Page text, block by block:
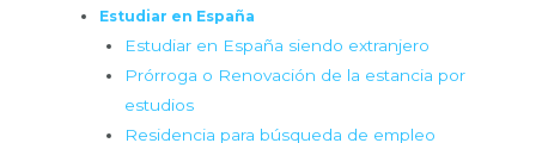
Estudiar en España
Estudiar en España siendo extranjero
Prórroga o Renovación de la estancia por
estudios
Residencia para búsqueda de empleo